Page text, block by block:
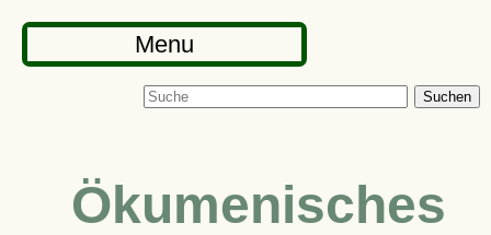
Menu
Suchen
Ökumenisches